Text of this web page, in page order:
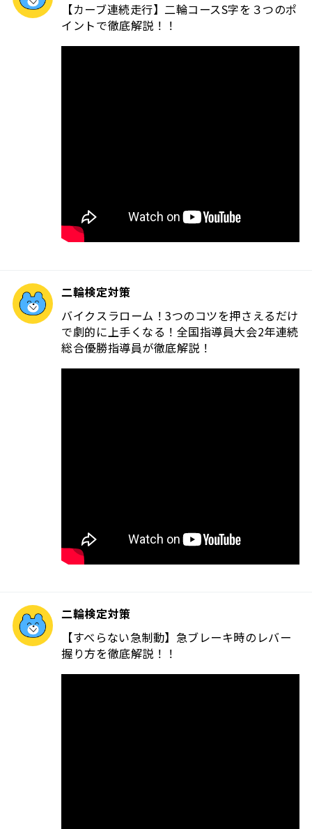
【カーブ連続走行】二輪コースS字を３つのポ
イントで徹底解説！！
二輪検定対策
バイクスラローム！3つのコツを押さえるだけ
で劇的に上手くなる！全国指導員大会2年連続
総合優勝指導員が徹底解説！
二輪検定対策
【すべらない急制動】急ブレーキ時のレバー
握り方を徹底解説！！